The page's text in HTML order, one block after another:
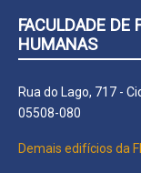
FACULDADE DE
HUMANAS
Rua do Lago, 717 -
05508-080
Demais edifícios da